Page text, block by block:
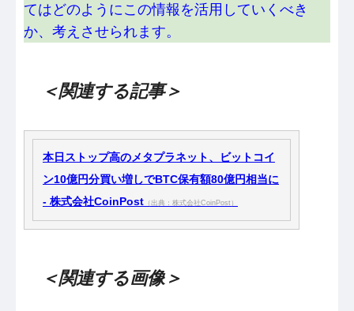
てはどのようにこの情報を活用していくべき
か、考えさせられます。
＜関連する記事＞
本日ストップ高のメタプラネット、ビットコイ
ン10億円分買い増しでBTC保有額80億円相当に
- 株式会社CoinPost （出典：株式会社CoinPost）
＜関連する画像＞